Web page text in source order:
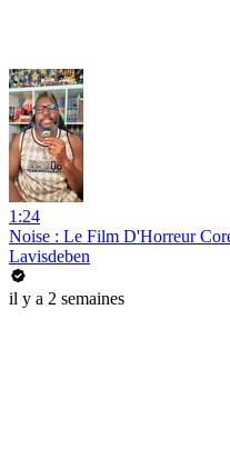
1:24
Noise : Le Film D'Horreur
Lavisdeben
il y a 2 semaines